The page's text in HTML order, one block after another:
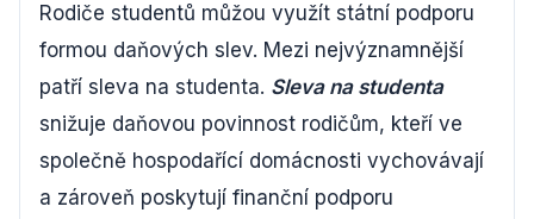
Rodiče studentů můžou využít státní podporu
formou daňových slev. Mezi nejvýznamnější
patří sleva na studenta. Sleva na studenta
snižuje daňovou povinnost rodičům, kteří ve
společně hospodařící domácnosti vychovávají
a zároveň poskytují finanční podporu